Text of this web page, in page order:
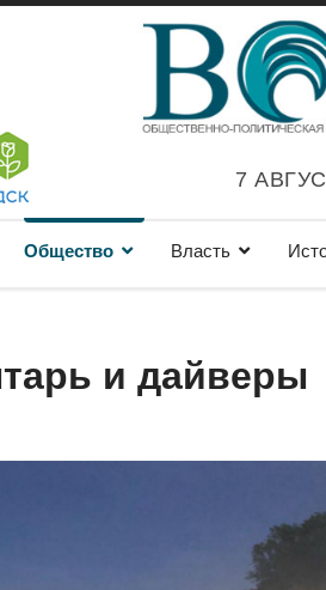
7
Общество Власть
и дайверы